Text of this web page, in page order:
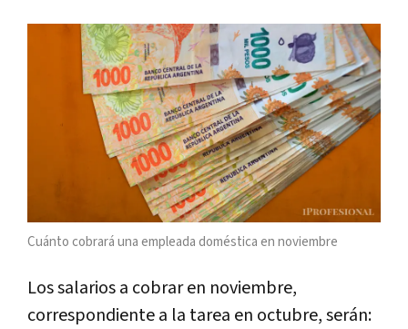
Cuánto cobrará una empleada doméstica en noviembre
Los salarios a cobrar en noviembre,
correspondiente a la tarea en octubre, serán: